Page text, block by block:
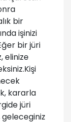
bir
işinizi
bir jüri
elinize
kararla
jüri